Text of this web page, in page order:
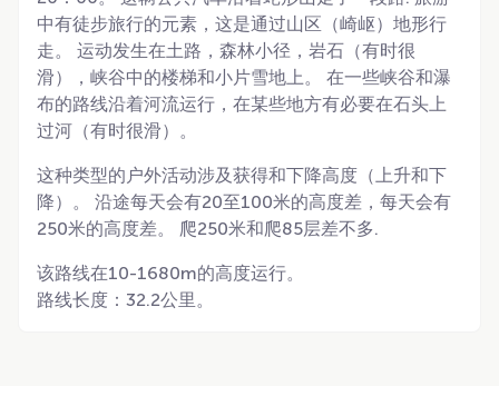
中有徒步旅行的元素，这是通过山区（崎岖）地形行
走。 运动发生在土路，森林小径，岩石（有时很
滑），峡谷中的楼梯和小片雪地上。 在一些峡谷和瀑
布的路线沿着河流运行，在某些地方有必要在石头上
过河（有时很滑）。
这种类型的户外活动涉及获得和下降高度（上升和下
降）。 沿途每天会有20至100米的高度差，每天会有
250米的高度差。 爬250米和爬85层差不多.
该路线在10-1680m的高度运行。
路线长度：32.2公里。